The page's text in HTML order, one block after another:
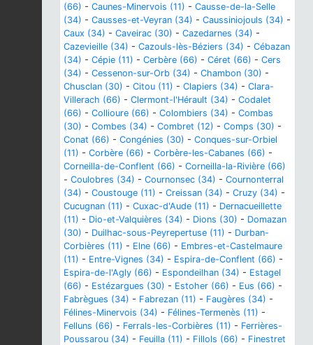
(66) - Caunes-Minervois (11) - Causse-de-la-Selle
(34) - Causses-et-Veyran (34) - Caussiniojouls (34) -
Caux (34) - Caveirac (30) - Cazedarnes (34) -
Cazevieille (34) - Cazouls-lès-Béziers (34) - Cébazan
(34) - Cépie (11) - Cerbère (66) - Céret (66) - Cers
(34) - Cessenon-sur-Orb (34) - Chambon (30) -
Chusclan (30) - Citou (11) - Clapiers (34) - Clara-
Villerach (66) - Clermont-l'Hérault (34) - Codalet
(66) - Collioure (66) - Colombiers (34) - Combas
(30) - Combes (34) - Combret (12) - Comps (30) -
Conat (66) - Congénies (30) - Conques-sur-Orbiel
(11) - Corbère (66) - Corbère-les-Cabanes (66) -
Corneilla-de-Conflent (66) - Corneilla-la-Rivière (66)
- Coulobres (34) - Cournonsec (34) - Cournonterral
(34) - Coustouge (11) - Creissan (34) - Cruzy (34) -
Cucugnan (11) - Cuxac-d'Aude (11) - Dernacueillette
(11) - Dio-et-Valquières (34) - Dions (30) - Domazan
(30) - Duilhac-sous-Peyrepertuse (11) - Durban-
Corbières (11) - Elne (66) - Embres-et-Castelmaure
(11) - Entre-Vignes (34) - Espira-de-Conflent (66) -
Espira-de-l'Agly (66) - Espondeilhan (34) - Estagel
(66) - Estézargues (30) - Estoher (66) - Eus (66) -
Fabrègues (34) - Fabrezan (11) - Faugères (34) -
Félines-Minervois (34) - Félines-Termenès (11) -
Felluns (66) - Ferrals-les-Corbières (11) - Ferrières-
Poussarou (34) - Feuilla (11) - Fillols (66) - Finestret